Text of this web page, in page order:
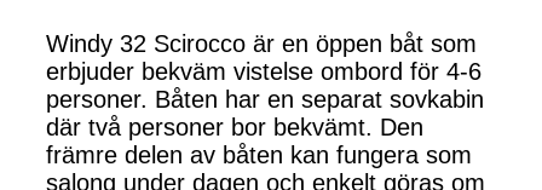
Windy 32 Scirocco är en öppen båt som
erbjuder bekväm vistelse ombord för 4-6
personer. Båten har en separat sovkabin
där två personer bor bekvämt. Den
främre delen av båten kan fungera som
salong under dagen och enkelt göras om